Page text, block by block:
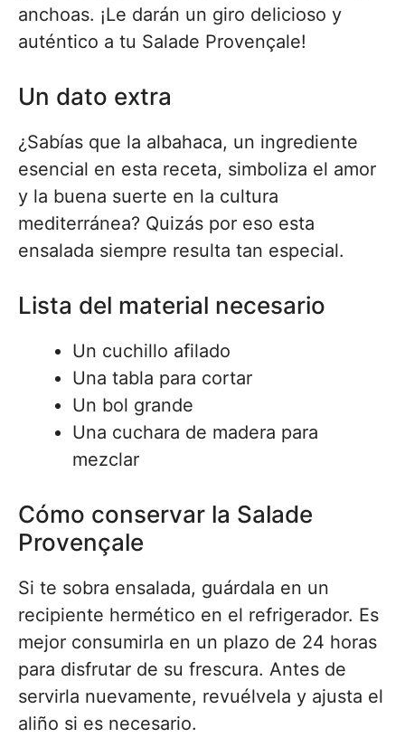
anchoas. ¡Le darán un giro delicioso y
auténtico a tu Salade Provençale!
Un dato extra
¿Sabías que la albahaca, un ingrediente
esencial en esta receta, simboliza el amor
y la buena suerte en la cultura
mediterránea? Quizás por eso esta
ensalada siempre resulta tan especial.
Lista del material necesario
Un cuchillo afilado
Una tabla para cortar
Un bol grande
Una cuchara de madera para
mezclar
Cómo conservar la Salade
Provençale
Si te sobra ensalada, guárdala en un
recipiente hermético en el refrigerador. Es
mejor consumirla en un plazo de 24 horas
para disfrutar de su frescura. Antes de
servirla nuevamente, revuélvela y ajusta el
aliño si es necesario.